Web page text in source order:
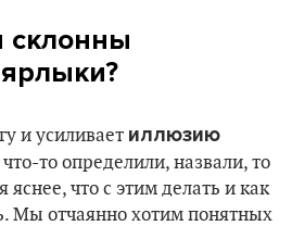
и усиливает иллюзию
то определили, назвали, то
яснее, что с этим делать и как
Мы отчаянно хотим понятных